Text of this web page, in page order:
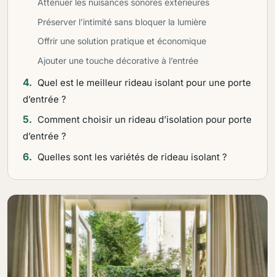
Préserver l’intimité sans bloquer la lumière
Offrir une solution pratique et économique
Ajouter une touche décorative à l’entrée
Quel est le meilleur rideau isolant pour une porte
d’entrée ?
Comment choisir un rideau d’isolation pour porte
d’entrée ?
Quelles sont les variétés de rideau isolant ?